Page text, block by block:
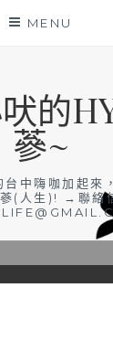
MENU
的
蔘~
台中嗨咖加起來
(人生)! →聯絡